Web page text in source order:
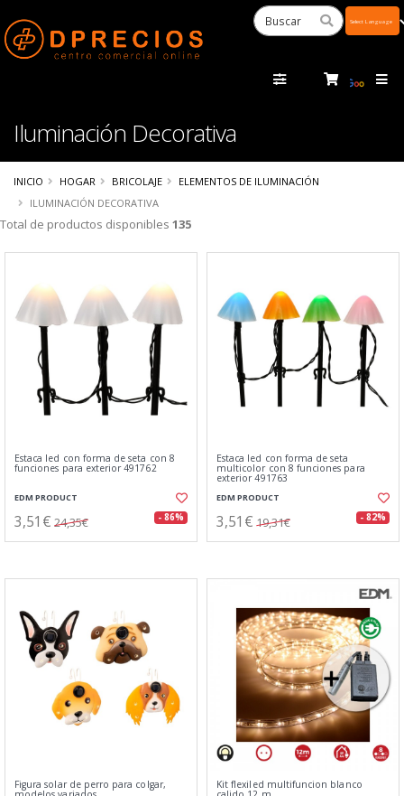
Iluminación Decorativa
INICIO HOGAR BRICOLAJE
ELEMENTOS DE ILUMINACIÓN
ILUMINACIÓN DECORATIVA
Total de productos disponibles 135
Estaca led con forma de seta con 8
funciones para exterior 491762
EDM PRODUCT
3,51€ 24,35€ - 86%
Estaca led con forma de seta
multicolor con 8 funciones para
exterior 491763
EDM PRODUCT
3,51€ 19,31€ - 82%
Figura solar de perro para colgar, Kit flexiled multifuncion blanco